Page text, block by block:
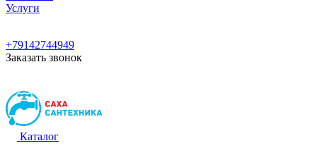
Услуги
+79142744949
Заказать звонок
Каталог